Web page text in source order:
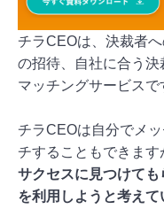
チラCEOは、決裁者
の招待、自社に合う
マッチングサービスで
チラCEOは自分でメ
チすることもできます
サクセスに見つけて
を利用しようと考えて